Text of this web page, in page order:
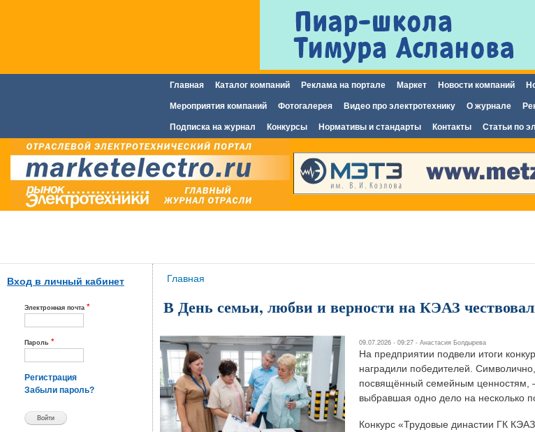
основному
содержанию
Главное меню
Главная Каталог компаний Реклама на портале Маркет Новости компаний
Мероприятия компаний Фотогалерея Видео про электротехнику О журнале
Подписка на журнал Конкурсы Нормативы и стандарты Контакты Статьи по
Вход в личный кабинет
Электронная почта *
Пароль *
Регистрация
Забыли пароль?
Вы здесь
Главная
В День семьи, любви и верности на КЭАЗ
09.07.2026 - 09:27 - Анастасия Болдырева
На предприятии подвели итоги
наградили победителей.
посвящённый семейным ценностям,
выбравшая одно дело на несколько
Конкурс «Трудовые династии ГК